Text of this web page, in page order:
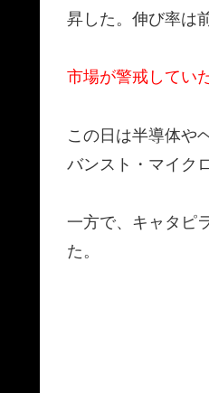
昇した。伸び率は
市場が警戒してい
この日は半導体や
バンスト・マイク
一方で、キャタピ
た。